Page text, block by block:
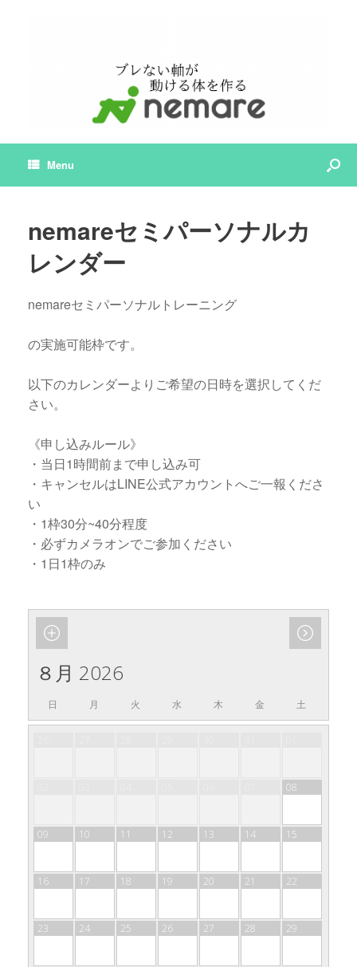
Menu
nemareセミパーソナルカ
レンダー
nemareセミパーソナルトレーニング
の実施可能枠です。
以下のカレンダーよりご希望の日時を選択してくだ
さい。
《申し込みルール》
・当日1時間前まで申し込み可
・キャンセルはLINE公式アカウントへご一報くださ
い
・1枠30分~40分程度
・必ずカメラオンでご参加ください
・1日1枠のみ
８月 2026
日 月 火 水 木 金 土
08
09 10 11 12 13 14 15
16 17 18 19 20 21 22
23 24 25 26 27 28 29